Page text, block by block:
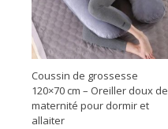
Coussin de grossesse
120×70 cm – Oreiller doux de
maternité pour dormir et
allaiter